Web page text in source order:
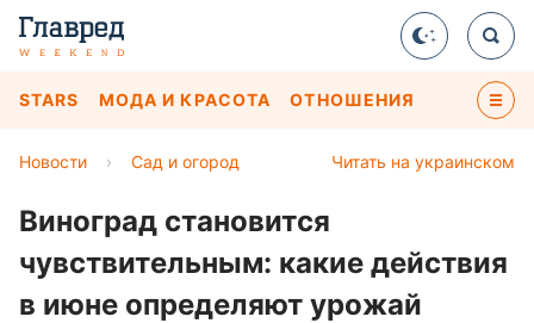
STARS МОДА И КРАСОТА ОТНОШЕНИЯ
Читать на украинском
Новости › Сад и огород
Виноград становится
чувствительным: какие действия
в июне определяют урожай